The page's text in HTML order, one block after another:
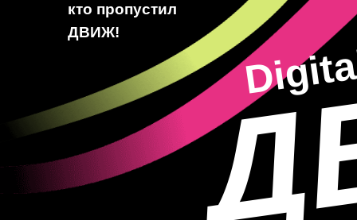
кто пропустил
ДВИЖ!